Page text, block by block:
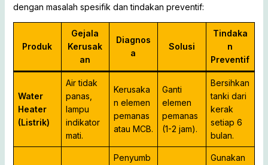
dengan masalah spesifik dan tindakan preventif:
Produk
Gejala
Kerusak
an
Diagnos
a
Solusi
Tindaka
n
Preventif
Water
Heater
(Listrik)
Air tidak
panas,
lampu
indikator
mati.
Kerusaka
n elemen
pemanas
atau MCB.
Ganti
elemen
pemanas
(1-2 jam).
Bersihkan
tanki dari
kerak
setiap 6
bulan.
Penyumb
Gunakan